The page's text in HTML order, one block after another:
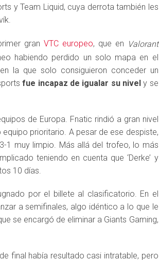
y Team Liquid, cuya derrota también les
gran VTC europeo, que en Valorant
habiendo perdido un solo mapa en el
la que solo consiguieron conceder un
fue incapaz de igualar su nively se
de Europa. Fnatic rindió a gran nivel
prioritario. A pesar de ese despiste,
1 muy limpio. Más allá del trofeo, lo más
teniendo en cuenta que ‘Derke’ y
10 días.
por el billete al clasificatorio. En el
a semifinales, algo idéntico a lo que le
se encargó de eliminar a Giants Gaming,
final había resultado casi intratable, pero